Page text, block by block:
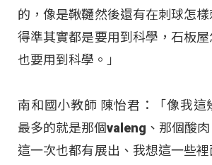
的，像是鞦韆然後還有在刺球怎
得準其實都是要用到科學，石板
也要用到科學。」
南和國小教師 陳怡君：「像我這
最多的就是那個valeng、那個酸
這一次也都有展出、我想這一些